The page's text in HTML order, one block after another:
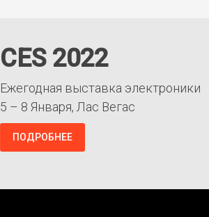
CES 2022
Ежегодная выставка электроники
5 – 8 Января, Лас Вегас
ПОДРОБНЕЕ